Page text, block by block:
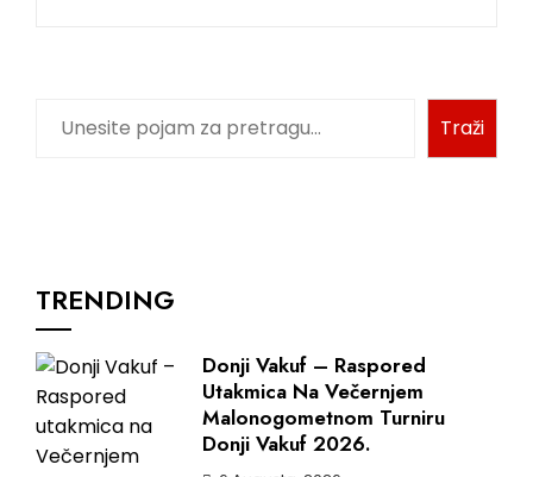
Traži
TRENDING
Donji Vakuf – Raspored
Utakmica Na Večernjem
Malonogometnom Turniru
Donji Vakuf 2026.